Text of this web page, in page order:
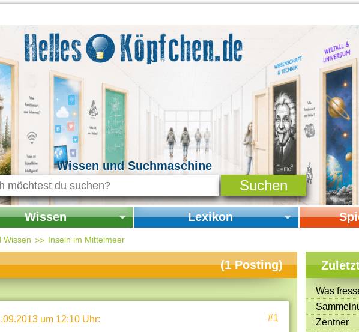
Wissen und Suchmaschine
Wissen
Wissen
& Natur
& Politik
Lexikon
Online-
Bücher &
Quiz-Spiele
Wissen Inseln im Mittelmeer
(1Posting)
um 12:10 Uhr: #1
Was
Zentner